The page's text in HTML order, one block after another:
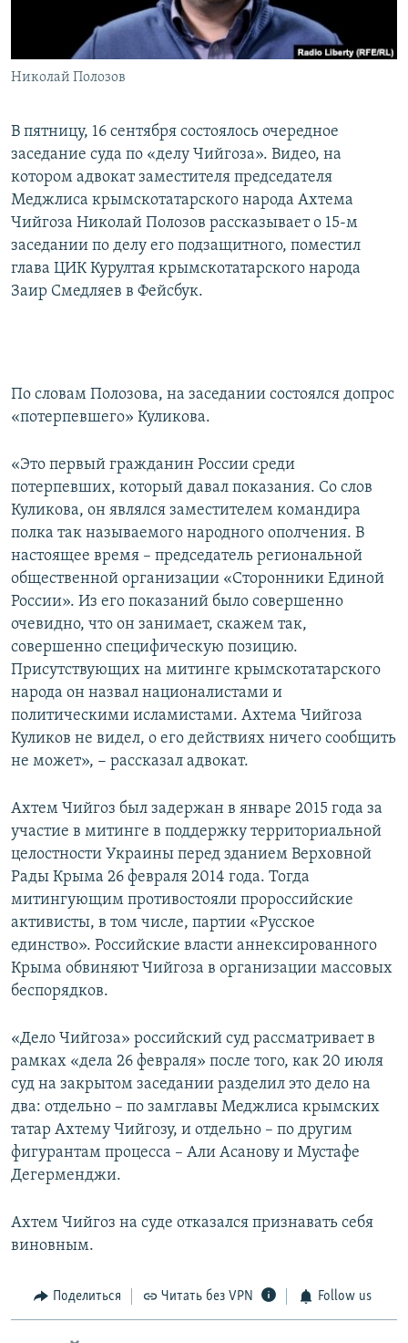
ПОБЕДИТЕЛЕЙ НЕ СУДЯТ?
КРЫМ.НЕПОКОРЕННЫЙ
ELIFBE
ПРИСОЕДИНЯЙТЕСЬ!
Все сайты RFE/RL
Николай Полозов
В пятницу, 16 сентября состоялось очередное
заседание суда по «делу Чийгоза». Видео, на
котором адвокат заместителя председателя
Меджлиса крымскотатарского народа Ахтема
Чийгоза Николай Полозов рассказывает о 15-м
заседании по делу его подзащитного, поместил
глава ЦИК Курултая крымскотатарского народа
Заир Смедляев в Фейсбук.
По словам Полозова, на заседании состоялся допрос
«потерпевшего» Куликова.
«Это первый гражданин России среди
потерпевших, который давал показания. Со слов
Куликова, он являлся заместителем командира
полка так называемого народного ополчения. В
настоящее время – председатель региональной
общественной организации «Сторонники Единой
России». Из его показаний было совершенно
очевидно, что он занимает, скажем так,
совершенно специфическую позицию.
Присутствующих на митинге крымскотатарского
народа он назвал националистами и
политическими исламистами. Ахтема Чийгоза
Куликов не видел, о его действиях ничего сообщить
не может», − рассказал адвокат.
Ахтем Чийгоз был задержан в январе 2015 года за
участие в митинге в поддержку территориальной
целостности Украины перед зданием Верховной
Рады Крыма 26 февраля 2014 года. Тогда
митингующим противостояли пророссийские
активисты, в том числе, партии «Русское
единство». Российские власти аннексированного
Крыма обвиняют Чийгоза в организации массовых
беспорядков.
«Дело Чийгоза» российский суд рассматривает в
рамках «дела 26 февраля» после того, как 20 июля
суд на закрытом заседании разделил это дело на
два: отдельно – по замглавы Меджлиса крымских
татар Ахтему Чийгозу, и отдельно – по другим
фигурантам процесса – Али Асанову и Мустафе
Дегерменджи.
Ахтем Чийгоз на суде отказался признавать себя
виновным.
Поделиться Читать без VPN Follow us